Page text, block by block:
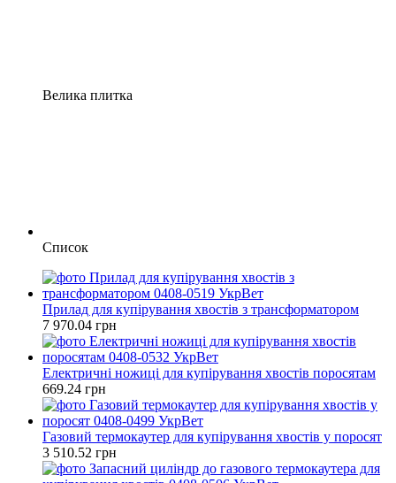
Велика плитка
Список
Прилад для купірування хвостів з трансформатором
7 970.04 грн
Електричні ножиці для купірування хвостів поросятам
669.24 грн
Газовий термокаутер для купірування хвостів у поросят
3 510.52 грн